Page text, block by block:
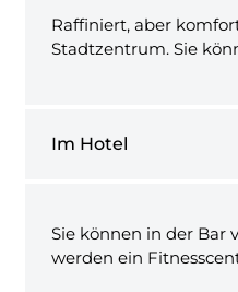
Raffiniert, aber
Stadtzentrum. Sie
Im Hotel
Sie können in der Bar
werden ein